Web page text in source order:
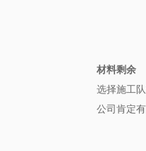
材料剩余
选择施工
公司肯定